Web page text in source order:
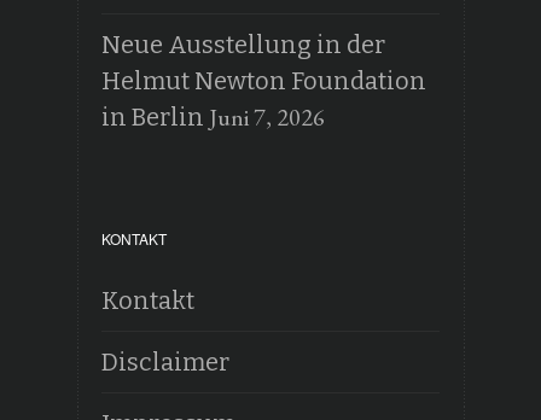
Neue Ausstellung in der
Helmut Newton Foundation
in Berlin Juni 7, 2026
KONTAKT
Kontakt
Disclaimer